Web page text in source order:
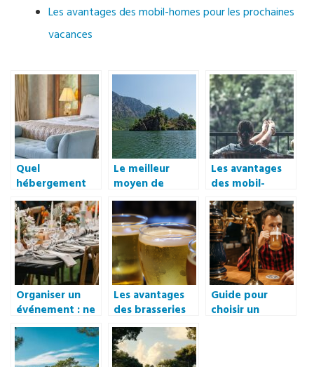
Les avantages des mobil-homes pour les prochaines
vacances
Quel
hébergement
choisir en
déplacement ?
Le meilleur
moyen de
profiter de ses
vacances
Les avantages
des mobil-
homes pour les
prochaines
vacances
Organiser un
événement : ne
pas négliger le
côté matériel
Les avantages
des brasseries
restaurants
Guide pour
choisir un